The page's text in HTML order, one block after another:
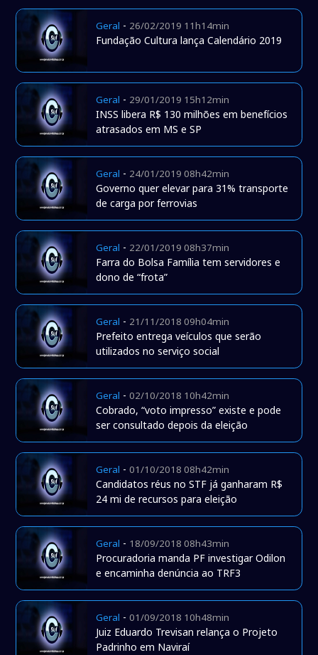
Geral - 26/02/2019 11h14min
Fundação Cultura lança Calendário 2019
Geral - 29/01/2019 15h12min
INSS libera R$ 130 milhões em benefícios
atrasados em MS e SP
Geral - 24/01/2019 08h42min
Governo quer elevar para 31% transporte
de carga por ferrovias
Geral - 22/01/2019 08h37min
Farra do Bolsa Família tem servidores e
dono de “frota”
Geral - 21/11/2018 09h04min
Prefeito entrega veículos que serão
utilizados no serviço social
Geral -02/10/2018 10h42min
Cobrado, “voto impresso” existe e pode
ser consultado depois da eleição
Geral -01/10/2018 08h42min
Candidatos réus no STF já ganharam R$
24 mi de recursos para eleição
Geral - 18/09/2018 08h43min
Procuradoria manda PF investigar Odilon
e encaminha denúncia ao TRF3
Geral -01/09/2018 10h48min
Juiz Eduardo Trevisan relança o Projeto
Padrinho em Naviraí